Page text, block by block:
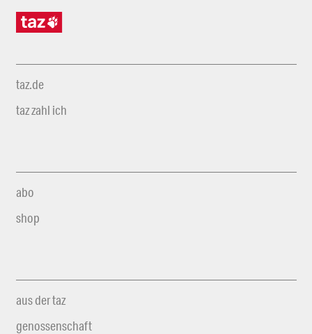
taz.de
taz zahl ich
abo
shop
aus der taz
genossenschaft